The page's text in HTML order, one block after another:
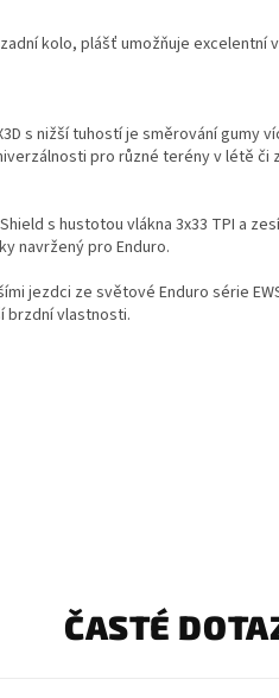
kolo, plášť umožňuje excelentní
s nižší tuhostí je směrování gumy
pro různé terény v létě či
s hustotou vlákna 3x33 TPI a
navržený pro Enduro.
jezdci ze světové Enduro série
brzdní vlastnosti.
ČASTÉ